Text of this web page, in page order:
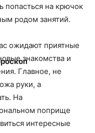
попасться на крючок
родом занятий.
ожидают приятные
знакомства и
Главное, не
руки, а
На
поприще
интересные